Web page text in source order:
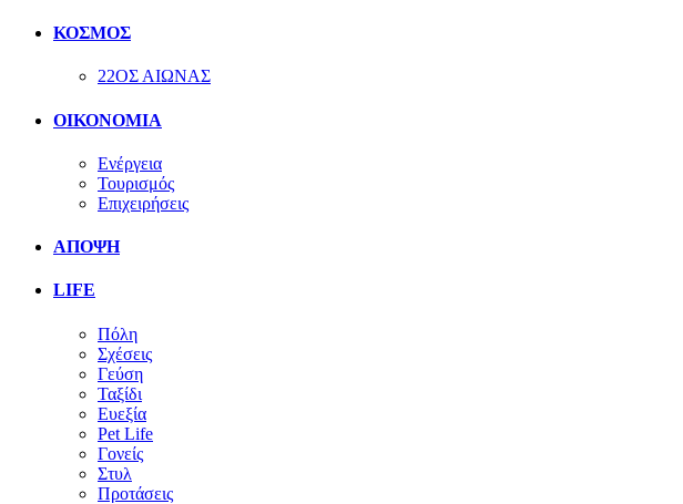
ΚΟΣΜΟΣ
22ΟΣ ΑΙΩΝΑΣ
ΟΙΚΟΝΟΜΙΑ
Ενέργεια
Τουρισμός
Επιχειρήσεις
ΑΠΟΨΗ
LIFE
Πόλη
Σχέσεις
Γεύση
Ταξίδι
Ευεξία
Pet Life
Γονείς
Στυλ
Προτάσεις